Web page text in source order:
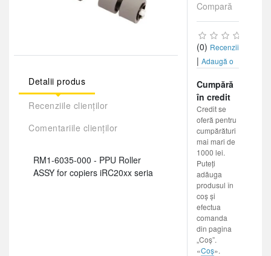
Detalii produs
Recenziile clienților
Comentariile clienților
RM1-6035-000 - PPU Roller
ASSY for copiers iRC20xx seria
Compară
(0) Recenzii
| Adaugă o
Cumpără
în credit
Credit se
oferă pentru
cumpărături
mai mari de
1000 lei.
Puteți
adăuga
produsul în
coș și
efectua
comanda
din pagina
„Coș”.
«Coș».